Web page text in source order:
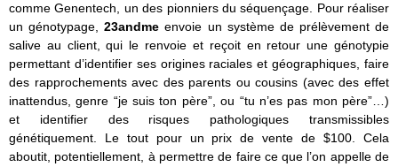
comme Genentech, un des pionniers du séquençage. Pour réaliser
un génotypage,23andme envoie un système de prélèvement de
salive au client, qui le renvoie et reçoit en retour une génotypie
permettant d’identifier ses origines raciales et géographiques, faire
des rapprochements avec des parents ou cousins (avec des effet
inattendus, genre “je suis ton père”, ou “tu n’es pas mon père”…)
et identifier des risques pathologiques transmissibles
génétiquement. Le tout pour un prix de vente de $100. Cela
aboutit, potentiellement, à permettre de faire ce que l’on appelle de